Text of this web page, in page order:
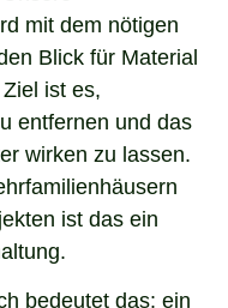
mit dem nötigen
Blick für Material
ist es,
entfernen und das
wirken zu lassen.
ist das ein
bedeutet das: ein